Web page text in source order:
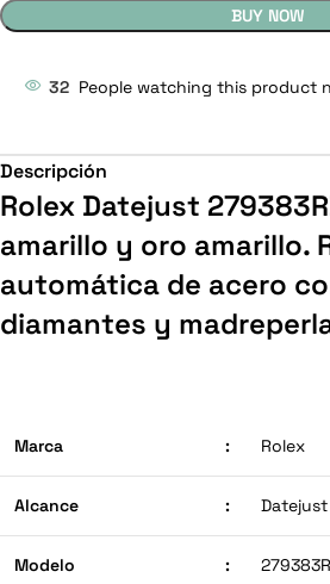
BUY NOW
32 People watching this product
Descripción
Rolex Datejust
amarillo y oro amarillo.
automática de acero
diamantes y
Marca : Rolex
Alcance : Datejust
Modelo :